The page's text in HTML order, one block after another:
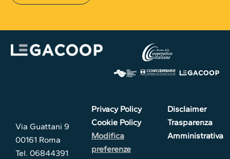
Via Guattani 9
00161 Roma
Tel. 06844391
Privacy Policy
Cookie Policy
Modifica
preferenze
Disclaimer
Trasparenza
Amministrativa